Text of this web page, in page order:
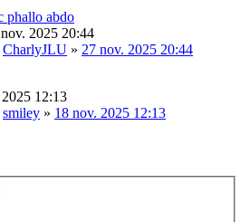
phallo abdo
2025 20:44
CharlyJLU » 27 nov. 2025 20:44
12:13
smiley » 18 nov. 2025 12:13